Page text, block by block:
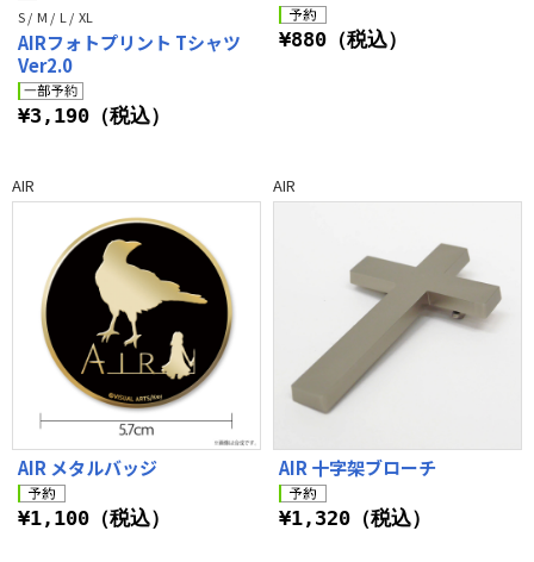
S / M / L / XL
AIRフォトプリント Tシャツ
Ver2.0
¥3,190（税込）
¥880（税込）
AIR
AIR メタルバッジ
¥1,100（税込）
AIR
AIR 十字架ブローチ
¥1,320（税込）